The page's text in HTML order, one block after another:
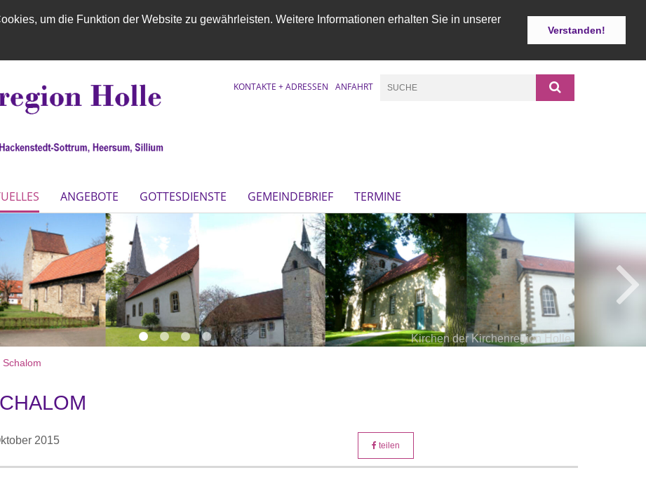
um die Funktion der Website zu gewährleisten. Weitere Informationen erhalten Sie in unserer
Verstanden!
KONTAKTE + ADRESSEN ANFAHRT
ANGEBOTE GOTTESDIENSTE GEMEINDEBRIEF TERMINE
Kirchen der Kirchenregion Holle
Kirche Holle
Orgel St. Martins Kirche Holle
Schalom
2015 teilen